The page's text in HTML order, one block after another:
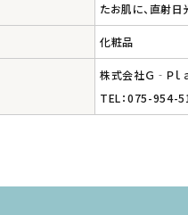
たお肌に、直射
化粧品
株式会社Ｇ‐Ｐｌ
TEL：075-954-